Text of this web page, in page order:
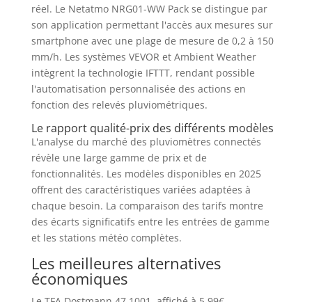
réel. Le Netatmo NRG01-WW Pack se distingue par
son application permettant l'accès aux mesures sur
smartphone avec une plage de mesure de 0,2 à 150
mm/h. Les systèmes VEVOR et Ambient Weather
intègrent la technologie IFTTT, rendant possible
l'automatisation personnalisée des actions en
fonction des relevés pluviométriques.
Le rapport qualité-prix des différents modèles
L'analyse du marché des pluviomètres connectés
révèle une large gamme de prix et de
fonctionnalités. Les modèles disponibles en 2025
offrent des caractéristiques variées adaptées à
chaque besoin. La comparaison des tarifs montre
des écarts significatifs entre les entrées de gamme
et les stations météo complètes.
Les meilleures alternatives
économiques